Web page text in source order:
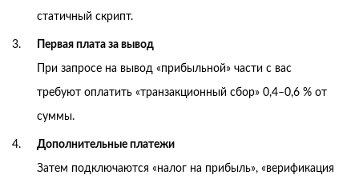
статичный скрипт.
Первая плата за вывод
При запросе на вывод «прибыльной» части с вас
требуют оплатить «транзакционный сбор» 0,4–0,6 % от
суммы.
Дополнительные платежи
Затем подключаются «налог на прибыль», «верификация